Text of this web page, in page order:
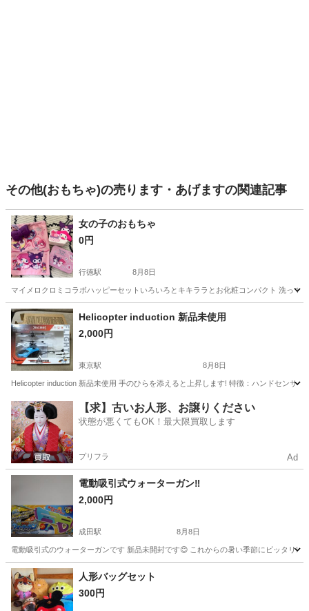
その他(おもちゃ)の売ります・あげますの関連記事
女の子のおもちゃ
0円
行徳駅 8月8日
マイメロクロミコラボハッピーセットいろいろとキキララとお化粧コンパクト 洗って
千葉 市川市
Helicopter induction 新品未使用
2,000円
東京駅 8月8日
Helicopter induction 新品未使用 手のひらを添えると上昇します! 特徴：ハンドセンサ
千葉 松戸市 東京駅 ラジコン
【求】古いお人形、お譲りください
状態が悪くてもOK！最大限買取します
プリフラ Ad
電動吸引式ウォーターガン‼️
2,000円
成田駅 8月8日
電動吸引式のウォーターガンです 新品未開封です😊 これからの暑い季節にピッタリ‼️
千葉 成田市 成田駅 おもちゃ
人形バッグセット
300円